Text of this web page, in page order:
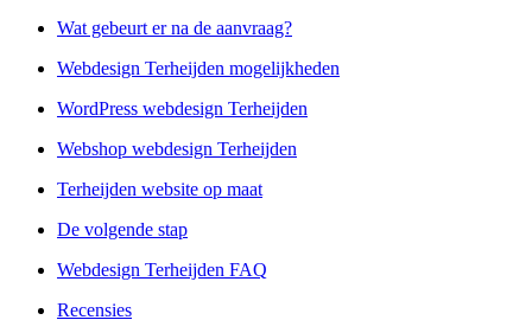
Wat gebeurt er na de aanvraag?
Webdesign Terheijden mogelijkheden
WordPress webdesign Terheijden
Webshop webdesign Terheijden
Terheijden website op maat
De volgende stap
Webdesign Terheijden FAQ
Recensies